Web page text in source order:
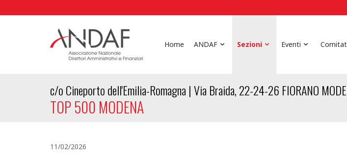
Home ANDAF Sezioni Eventi
c/o Cineporto dell'Emilia-Romagna | Via Braida, 22-24-26 FIORANO
TOP 500 MODENA
11/02/2026